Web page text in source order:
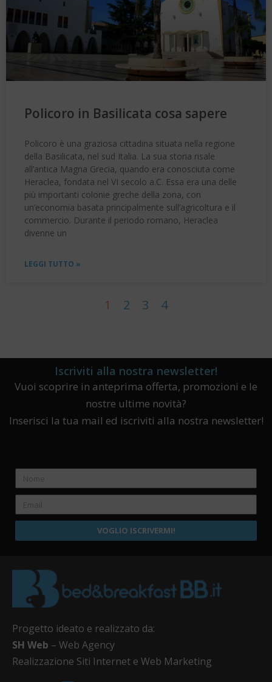
Policoro in Basilicata cosa sapere
Policoro è una graziosa cittadina situata nella regione
della Basilicata, nel sud Italia. La sua storia risale
all’antica Magna Grecia, quando era conosciuta come
Heraclea, fondata nel VI secolo a.C. Essa era una delle
più importanti colonie greche della zona, con
un’economia basata principalmente sull’agricoltura e il
commercio. Durante il periodo romano, Heraclea
divenne un
LEGGI TUTTO »
1 2 3 4
Iscriviti alla nostra newsletter!
Vuoi scoprire in anteprima offerta, promozioni e le
nostre ultime novità?
Inserisci la tua mail ed iscriviti alla nostra newsletter!
VOGLIO ISCRIVERMI!
Progetto ideato e realizzato da:
SH Web – Web Agency
Realizzazione Siti Internet e Web Marketing